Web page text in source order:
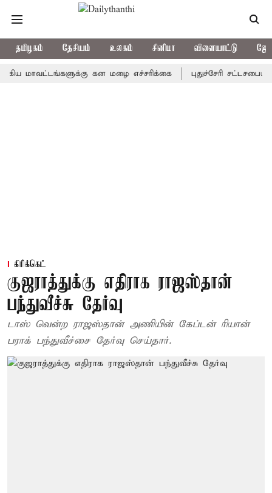
தமிழகம் தேசியம் உலகம் சினிமா விளையாட்டு
கன மழை எச்சரிக்கை புதுச்சேரி சட்டசபையில்
கிரிக்கெட்
குஜராத்துக்கு எதிராக ராஜஸ்தான்
பந்துவீச்சு தேர்வு
டாஸ் வென்ற ராஜஸ்தான் அணியின் கேப்டன் ரியான்
பராக் பந்துவீச்சை தேர்வு செய்தார்.